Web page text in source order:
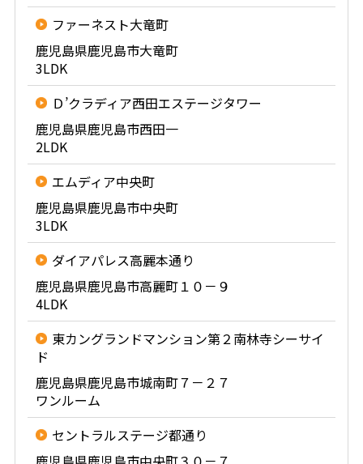
ファーネスト大竜町
鹿児島県鹿児島市大竜町
3LDK
Ｄ’クラディア西田エステージタワー
鹿児島県鹿児島市西田一
2LDK
エムディア中央町
鹿児島県鹿児島市中央町
3LDK
ダイアパレス高麗本通り
鹿児島県鹿児島市高麗町１０－９
4LDK
東カングランドマンション第２南林寺シーサイ
ド
鹿児島県鹿児島市城南町７－２７
ワンルーム
セントラルステージ都通り